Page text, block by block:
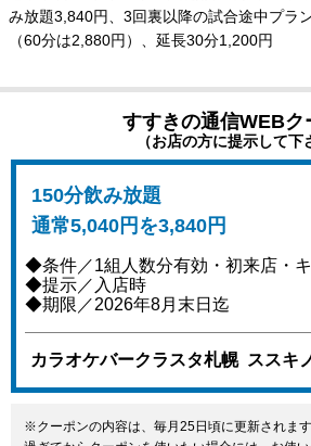
み放題3,840円、3回裏以降の試合途中プラ
（60分は2,880円）、延長30分1,200円
すすきの通信WEBク
（お店の方に提示して下
150分飲み放題
通常5,040円を3,840円
◆条件／1組人数分有効・初来店・
◆提示／入店時
◆期限／2026年8月末日迄
カラオケバークラスタ札幌 ススキ
※クーポンの内容は、毎月25日頃に更新されま